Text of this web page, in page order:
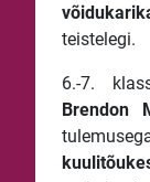
teistelegi.
6.-7.
Brendon